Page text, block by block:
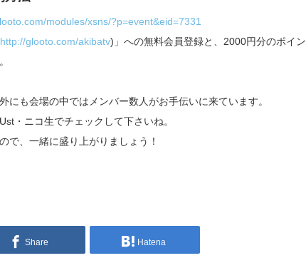
modules/xsns/?p=event&eid=7331
http://glooto.com/akibatv)」への無料会員登録と、2000円分のポイン
にも会場の中ではメンバー数人がお手伝いに来ています。
・ニコ生でチェックして下さいね。
で、一緒に盛り上がりましょう！
Share Hatena